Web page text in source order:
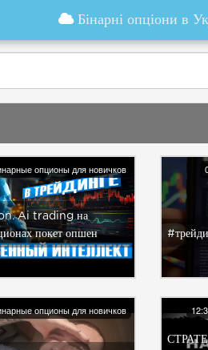
Бінарні опціони в
опционы для новичков
Ai trading на
покет опшен
опционы для новичков